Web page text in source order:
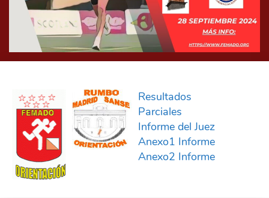
Resultados
Parciales
Informe del Juez
Anexo1 Informe
Anexo2 Informe